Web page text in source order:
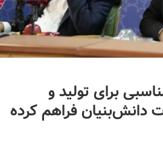
برای تولید و
فراهم کرده